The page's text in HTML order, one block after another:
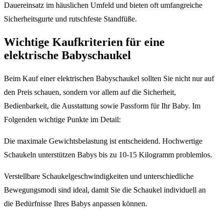
Dauereinsatz im häuslichen Umfeld und bieten oft umfangreiche
Sicherheitsgurte und rutschfeste Standfüße.
Wichtige Kaufkriterien für eine
elektrische Babyschaukel
Beim Kauf einer elektrischen Babyschaukel sollten Sie nicht nur auf
den Preis schauen, sondern vor allem auf die Sicherheit,
Bedienbarkeit, die Ausstattung sowie Passform für Ihr Baby. Im
Folgenden wichtige Punkte im Detail:
Die maximale Gewichtsbelastung ist entscheidend. Hochwertige
Schaukeln unterstützen Babys bis zu 10-15 Kilogramm problemlos.
Verstellbare Schaukelgeschwindigkeiten und unterschiedliche
Bewegungsmodi sind ideal, damit Sie die Schaukel individuell an
die Bedürfnisse Ihres Babys anpassen können.